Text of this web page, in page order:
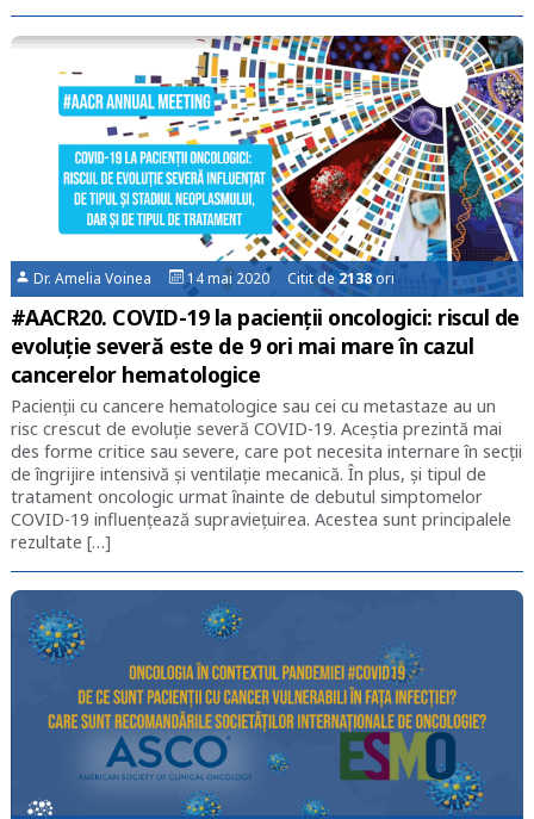
Dr. Amelia Voinea 14 mai 2020 Citit de2138ori
#AACR20. COVID-19 la pacienții oncologici: riscul de
evoluție severă este de 9 ori mai mare în cazul
cancerelor hematologice
Pacienții cu cancere hematologice sau cei cu metastaze au un
risc crescut de evoluție severă COVID-19. Aceștia prezintă mai
des forme critice sau severe, care pot necesita internare în secții
de îngrijire intensivă și ventilație mecanică. În plus, și tipul de
tratament oncologic urmat înainte de debutul simptomelor
COVID-19 influențează supraviețuirea. Acestea sunt principalele
rezultate […]